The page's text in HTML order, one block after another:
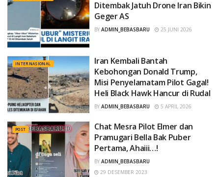
Ditembak Jatuh Drone Iran Bikin
Geger AS
BY ADMIN_BEBASBARU 25 JUNI 2026
INTERNASIONAL
Iran Kembali Bantah
Kebohongan Donald Trump,
Misi Penyelamatam Pilot Gagal!
Heli Black Hawk Hancur di Rudal
BY ADMIN_BEBASBARU 5 APRIL 2026
POST
Chat Mesra Pilot Elmer dan
Pramugari Bella Bak Puber
Pertama, Ahaiii…!
BY ADMIN_BEBASBARU
29 DESEMBER 2023